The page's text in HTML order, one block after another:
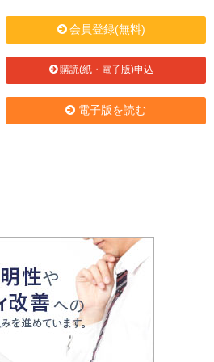
会員登録(無料)
購読(紙・電子版)申込
電子版を読む